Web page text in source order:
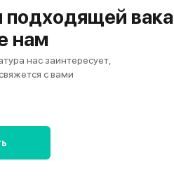
нам
нас заинтересует,
с вами